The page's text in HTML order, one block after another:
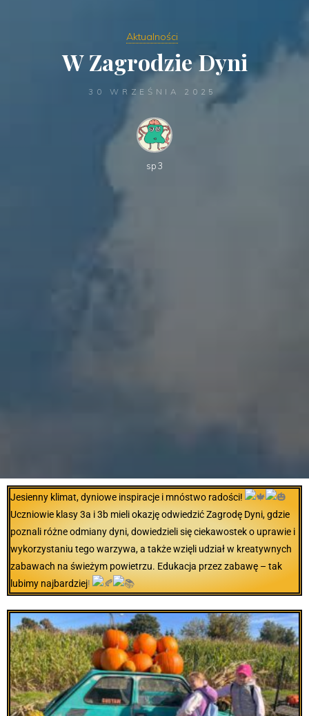
Aktualności
W Zagrodzie Dyni
30 WRZEŚNIA 2025
sp3
Jesienny klimat, dyniowe inspiracje i mnóstwo radości!
Uczniowie klasy 3a i 3b mieli okazję odwiedzić Zagrodę Dyni, gdzie
poznali różne odmiany dyni, dowiedzieli się ciekawostek o uprawie i
wykorzystaniu tego warzywa, a także wzięli udział w kreatywnych
zabawach na świeżym powietrzu. Edukacja przez zabawę – tak
lubimy najbardziej!